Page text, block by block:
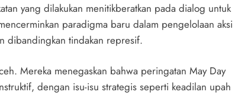
yang dilakukan menitikberatkan pada dialog untuk
paradigma baru dalam pengelolaan aksi
dibandingkan tindakan represif.
Mereka menegaskan bahwa peringatan May Day
dengan isu-isu strategis seperti keadilan upah